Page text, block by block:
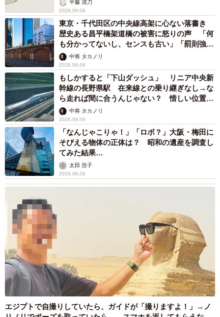
平藤 清刀
2026.08.06
東京・千代田区の中央線高架に心ない落書き
歴史ある昌平橋架道橋の被害に怒りの声 「何
も分かってないし、センスも古い」「罰則強化
して」中将 タカノリ
2026.08.06
もしかすると「下山ダッシュ」 リニア中央新
幹線の長野県駅 在来線との乗り継ぎなし→な
ら走れば間に合うんじゃない？ 惜しい位置関
係が反響
中将 タカノリ
2026.08.06
「なんじゃこりゃ！」「ロボ？」大阪・梅田に
そびえる物体の正体は？ 昭和の遺産を調査し
てみた結果…
太田 浩子
2026.08.06
エジプトで自撮りしていたら、ガイドが「撮りますよ！」→ノ